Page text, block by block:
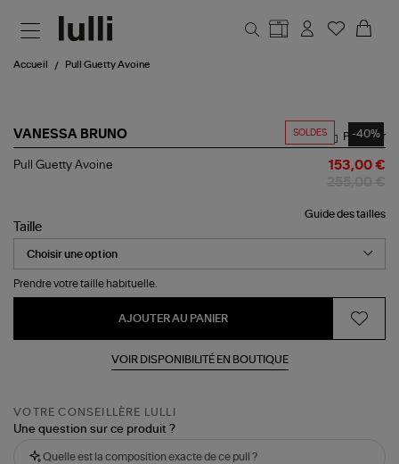
Accueil Pull Guetty Avoine
SOLDES -40%
VANESSA BRUNO
Pull
Partager
Pull Guetty Avoine 153,00 €
Guide des tailles
Taille
Prendre votre taille habituelle.
AJOUTER AU PANIER
VOIR DISPONIBILITÉ EN BOUTIQUE
VOTRE CONSEILLÈRE LULLI
Une question sur ce produit ?
Quelle est la composition exacte de ce pull ?